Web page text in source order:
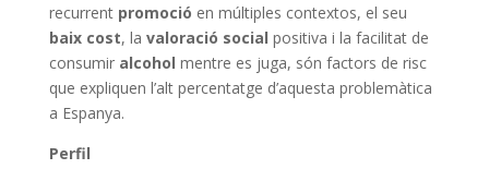
recurrent promoció en múltiples contextos, el seu
baix cost, la valoració social positiva i la facilitat de
consumir alcohol mentre es juga, són factors de risc
que expliquen l’alt percentatge d’aquesta problemàtica
a Espanya.
Perfil